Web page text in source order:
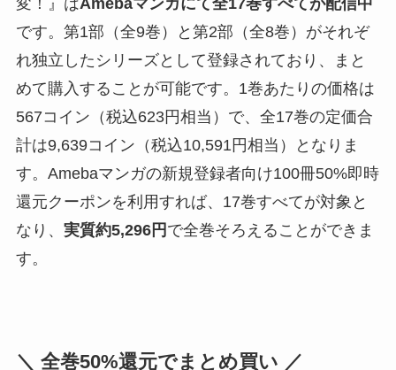
変！』はAmebaマンガにて全17巻すべてが配信中
です。第1部（全9巻）と第2部（全8巻）がそれぞ
れ独立したシリーズとして登録されており、まと
めて購入することが可能です。1巻あたりの価格は
567コイン（税込623円相当）で、全17巻の定価合
計は9,639コイン（税込10,591円相当）となりま
す。Amebaマンガの新規登録者向け100冊50%即時
還元クーポンを利用すれば、17巻すべてが対象と
なり、 実質約5,296円 で全巻そろえることができま
す。
＼ 全巻50%還元でまとめ買い ／